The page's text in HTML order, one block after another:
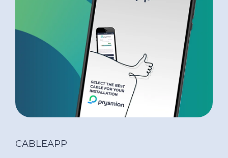
CABLEAPP